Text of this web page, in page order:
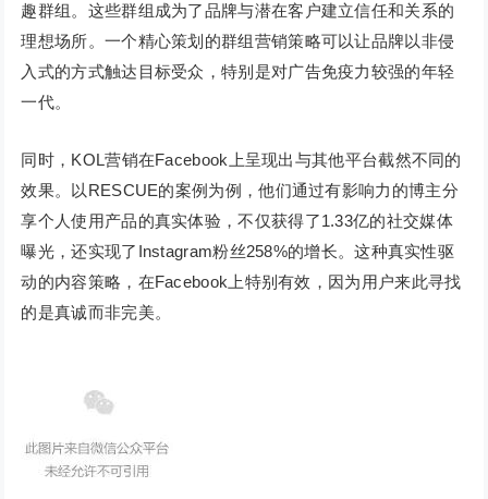
趣群组。这些群组成为了品牌与潜在客户建立信任和关系的
理想场所。一个精心策划的群组营销策略可以让品牌以非侵
入式的方式触达目标受众，特别是对广告免疫力较强的年轻
一代。
同时，KOL营销在Facebook上呈现出与其他平台截然不同的
效果。以RESCUE的案例为例，他们通过有影响力的博主分
享个人使用产品的真实体验，不仅获得了1.33亿的社交媒体
曝光，还实现了Instagram粉丝258%的增长。这种真实性驱
动的内容策略，在Facebook上特别有效，因为用户来此寻找
的是真诚而非完美。